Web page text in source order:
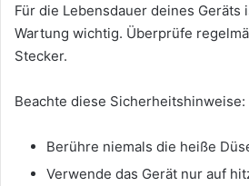
Für die Lebensdauer deines Geräts
Wartung wichtig. Überprüfe
Stecker.
Beachte diese Sicherheitshinweise:
Berühre niemals die heiße
Verwende das Gerät nur auf